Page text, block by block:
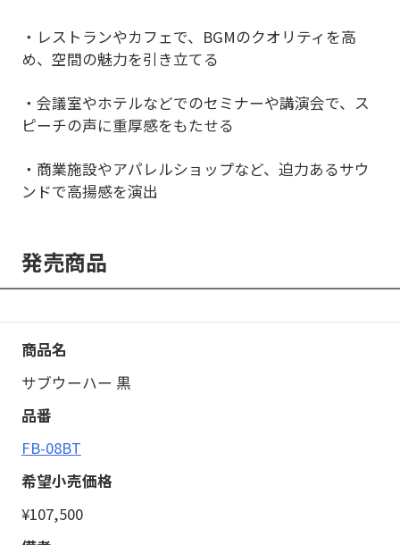
・レストランやカフェで、BGMのクオリティを高
め、空間の魅力を引き立てる
・会議室やホテルなどでのセミナーや講演会で、ス
ピーチの声に重厚感をもたせる
・商業施設やアパレルショップなど、迫力あるサウ
ンドで高揚感を演出
発売商品
サブウーハー 黒
FB-08BT
¥107,500